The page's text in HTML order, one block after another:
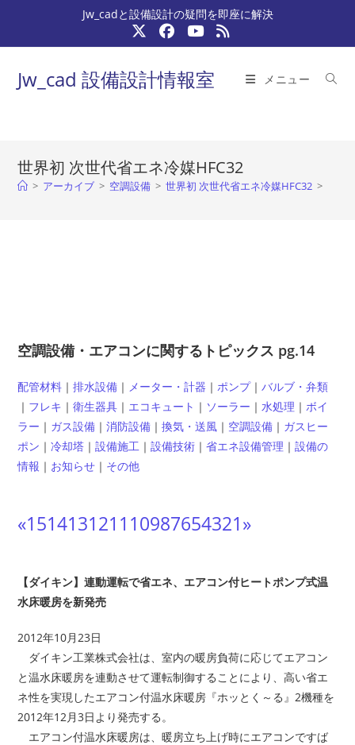
テ
Jw_cadと設備設計の疑問を即座に解決
Jw_cad 設備設計情報室 メニュー
世界初 次世代省エネ冷媒HFC32
> アーカイブ > 空調設備 > 世界初 次世代省エネ冷媒HFC32 >
空調設備・エアコンに関するトピックス pg.14
配管材料 ｜排水設備 ｜ メーター・計器 ｜ ポンプ｜バルブ・弁類
｜ フレキ ｜衛生器具 ｜ エコキュート ｜ ソーラー ｜水処理 ｜ ボイ
ラー ｜ ガス設備 ｜消防設備 ｜換気・送風 ｜ 空調設備 ｜ ガスヒー
ポン ｜冷却塔 ｜設備施工 ｜設備技術 ｜省エネ設備管理 ｜設備の
情報 ｜ お知らせ ｜ その他
«1514131211 10987654321»
【ダイキン】連動運転で省エネ、エアコン付ヒートポンプ式温
水床暖房を新発売
2012年10月23日
ダイキン工業株式会社は、室内の暖房負荷に応じてエアコン
と温水床暖房を連動させて運転制御することにより、高い省エ
ネ性を実現したエアコン付温水床暖房『ホッとく～る』2機種を
2012年12月3日より発売する。
エアコン付温水床暖房は、暖房立ち上げ時にエアコンですば